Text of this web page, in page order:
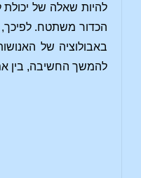
להיות שאלה של
הכדור משתטח. לפיכך,
באבולוציה של
להמשך החשיבה, בין